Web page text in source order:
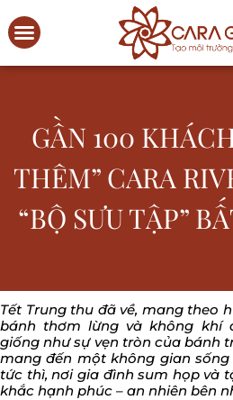
GẦN 100
THÊM” CARA
“BỘ SƯU TẬP”
Tết Trung thu đã về, mang theo
bánh thơm lừng và không khí
giống như sự vẹn tròn của bánh
mang đến một không gian
tức thì, nơi gia đình sum họp và
khắc hạnh phúc – an nhiên bên